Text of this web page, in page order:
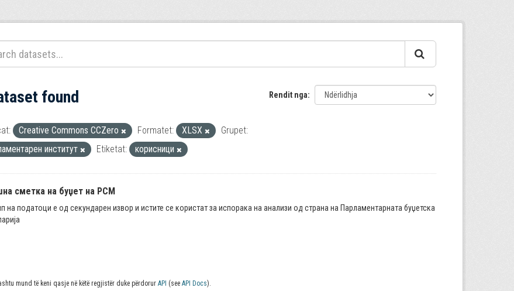
Rendit nga
found
Creative Commons CCZero Formatet: XLSX
Grupet:
институт
Etiketat: корисници
сметка на буџет на РСМ
на податоци е од секундарен извор и истите се користат за испорака на анализи од страна на Парламентарната буџетска
mund të keni qasje në këtë regjistër duke përdorur API (see API Docs).